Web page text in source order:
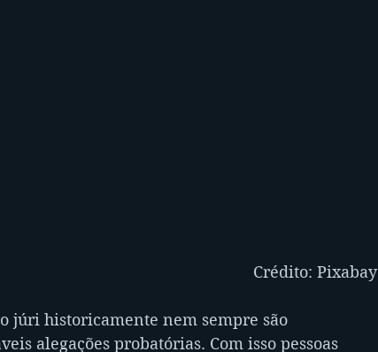
Crédito: Pixabay
júri historicamente nem sempre são
alegações probatórias. Com isso pessoas